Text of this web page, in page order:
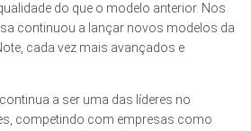
do que o modelo anterior. Nos
continuou a lançar novos modelos da
cada vez mais avançados e
a ser uma das líderes no
competindo com empresas como